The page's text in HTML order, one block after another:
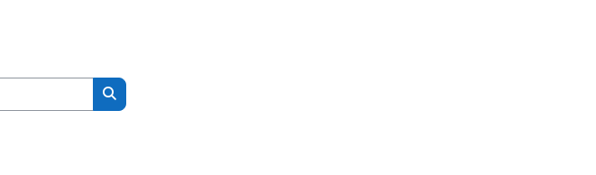
Search courses